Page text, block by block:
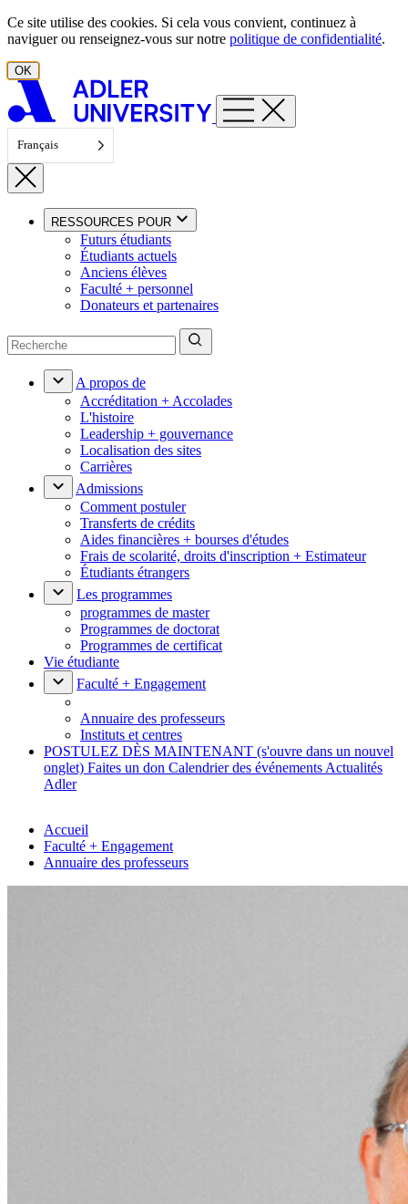
Aller au contenu
Ce site utilise des cookies. Si cela vous convient, continuez à
naviguer ou renseignez-vous sur notre politique de confidentialité.
OK
Français
RESSOURCES POUR
Futurs étudiants
Étudiants actuels
Anciens élèves
Faculté + personnel
Donateurs et partenaires
A propos de
Accréditation + Accolades
L'histoire
Leadership + gouvernance
Localisation des sites
Carrières
Admissions
Comment postuler
Transferts de crédits
Aides financières + bourses d'études
Frais de scolarité, droits d'inscription + Estimateur
Étudiants étrangers
Les programmes
programmes de master
Programmes de doctorat
Programmes de certificat
Vie étudiante
Faculté + Engagement
Annuaire des professeurs
Instituts et centres
POSTULEZ DÈS MAINTENANT (s'ouvre dans un nouvel
onglet) Faites un don Calendrier des événements Actualités
Adler
Accueil
Faculté + Engagement
Annuaire des professeurs